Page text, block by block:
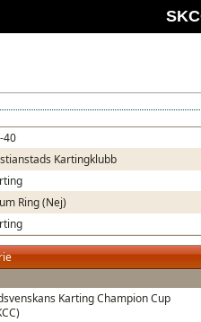
40
Kartingklubb
Ring (Nej)
Karting Champion Cup